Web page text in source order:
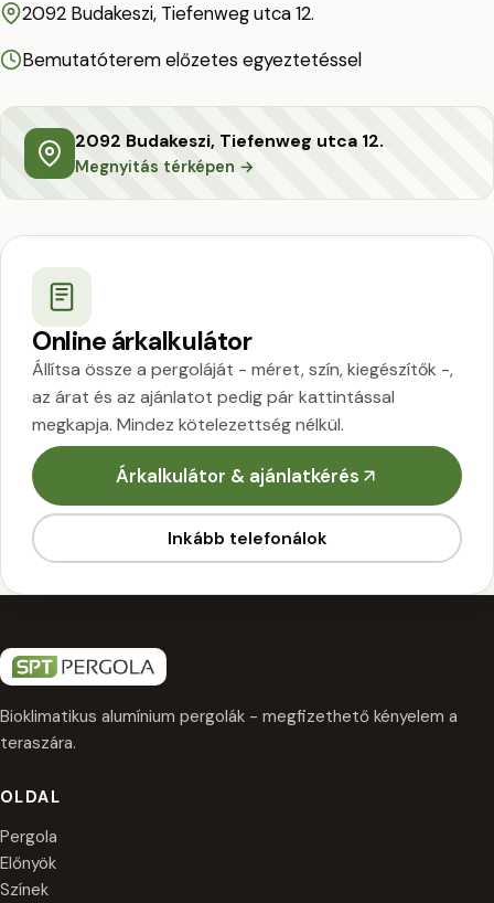
2092 Budakeszi, Tiefenweg utca 12.
Bemutatóterem előzetes egyeztetéssel
2092 Budakeszi, Tiefenweg utca 12.
Megnyitás térképen →
Online árkalkulátor
Állítsa össze a pergoláját - méret, szín, kiegészítők -,
az árat és az ajánlatot pedig pár kattintással
megkapja. Mindez kötelezettség nélkül.
Árkalkulátor & ajánlatkérés
Inkább telefonálok
Bioklimatikus alumínium pergolák - megfizethető kényelem a
teraszára.
OLDAL
Pergola
Előnyök
Színek